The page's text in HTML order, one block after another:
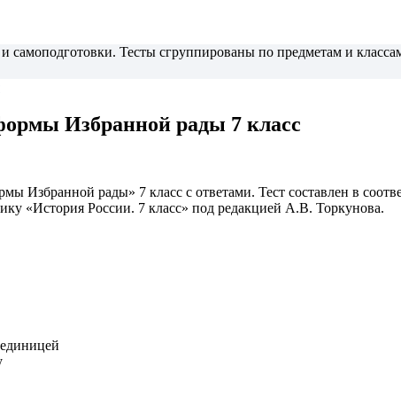
самоподготовки. Тесты сгруппированы по предметам и
Избранной рады 7 класс
Избранной рады» 7 класс с ответами. Тест составлен в
«История России. 7 класс» под редакцией А.В. Торкунова.